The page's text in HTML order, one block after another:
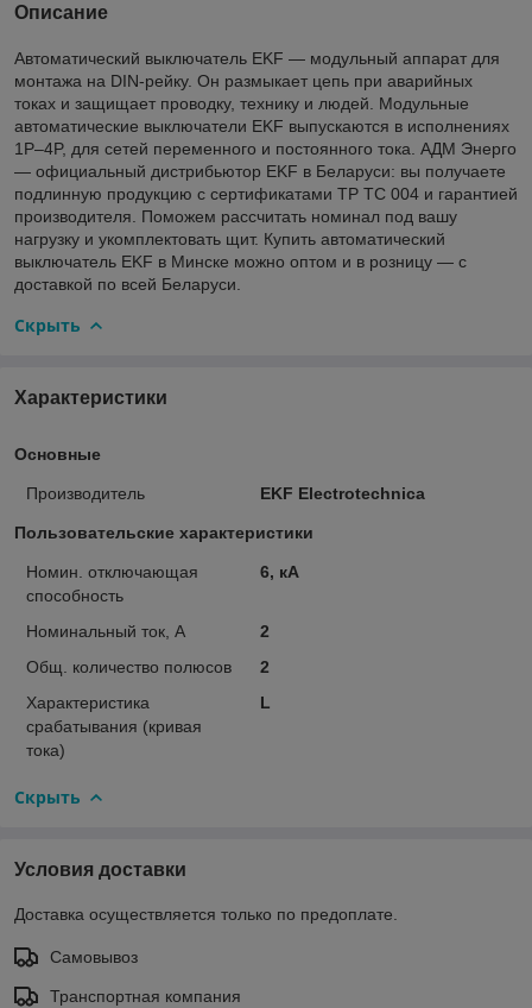
Описание
Автоматический выключатель EKF — модульный аппарат для
монтажа на DIN-рейку. Он размыкает цепь при аварийных
токах и защищает проводку, технику и людей. Модульные
автоматические выключатели EKF выпускаются в исполнениях
1P–4P, для сетей переменного и постоянного тока. АДМ Энерго
— официальный дистрибьютор EKF в Беларуси: вы получаете
подлинную продукцию с сертификатами ТР ТС 004 и гарантией
производителя. Поможем рассчитать номинал под вашу
нагрузку и укомплектовать щит. Купить автоматический
выключатель EKF в Минске можно оптом и в розницу — с
доставкой по всей Беларуси.
Скрыть
Характеристики
Основные
Производитель EKF Electrotechnica
Пользовательские характеристики
Номин. отключающая
способность
6, кА
Номинальный ток, А
2
Общ. количество полюсов
2
Характеристика
срабатывания (кривая
тока)
L
Скрыть
Условия доставки
Доставка осуществляется только по предоплате.
Самовывоз
Транспортная компания